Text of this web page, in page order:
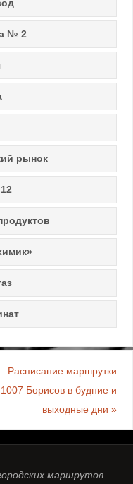
№ 2
рынок
Расписание маршрутки
1007 Борисов в будние и
выходные дни»
маршрутов